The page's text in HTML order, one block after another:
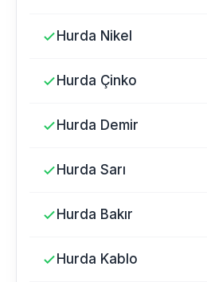
Hurda Nikel
Hurda Çinko
Hurda Demir
Hurda Sarı
Hurda Bakır
Hurda Kablo